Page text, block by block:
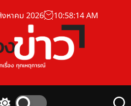
หาคม 2026 10:58:15AM